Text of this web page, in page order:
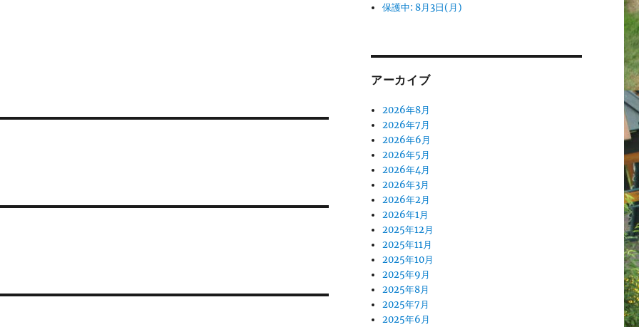
保護中: 8月3日(月)
アーカイブ
2026年8月
2026年7月
2026年6月
2026年5月
2026年4月
2026年3月
2026年2月
2026年1月
2025年12月
2025年11月
2025年10月
2025年9月
2025年8月
2025年7月
2025年6月